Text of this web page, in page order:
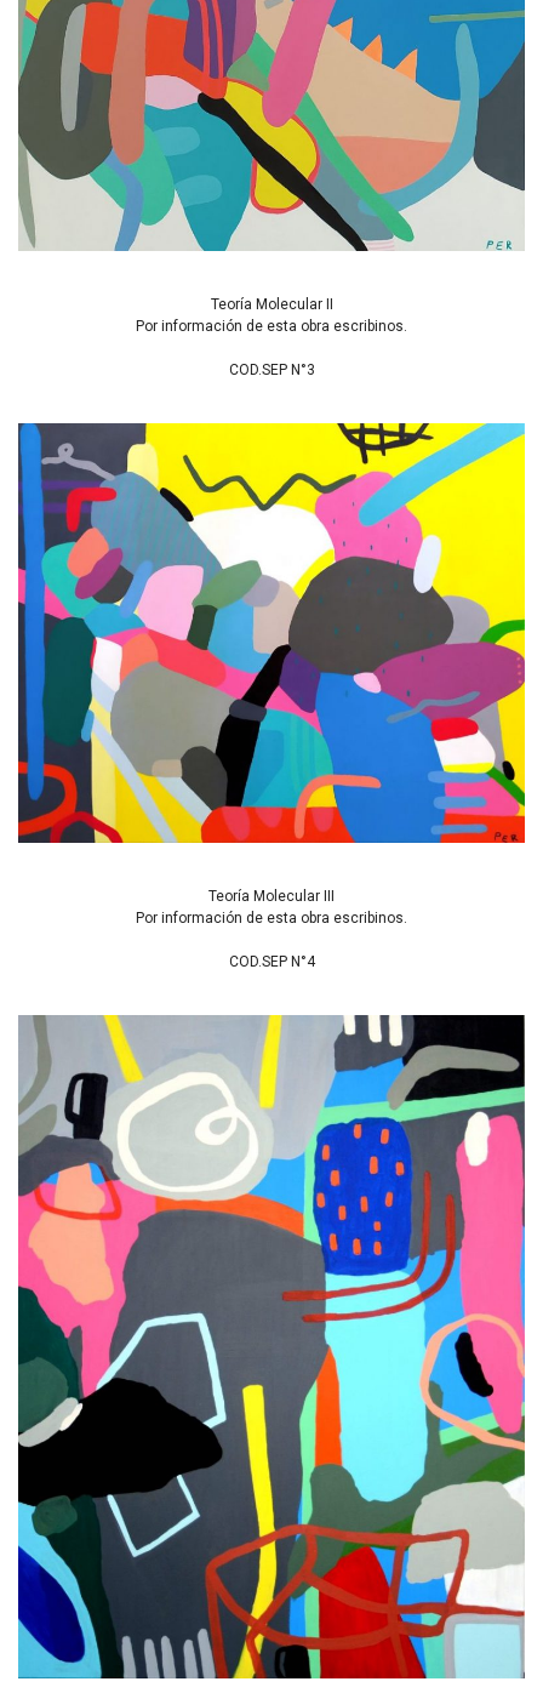
Teoría Molecular II
Por información de esta obra escribinos.
COD.SEP N°3
Teoría Molecular III
Por información de esta obra escribinos.
COD.SEP N°4